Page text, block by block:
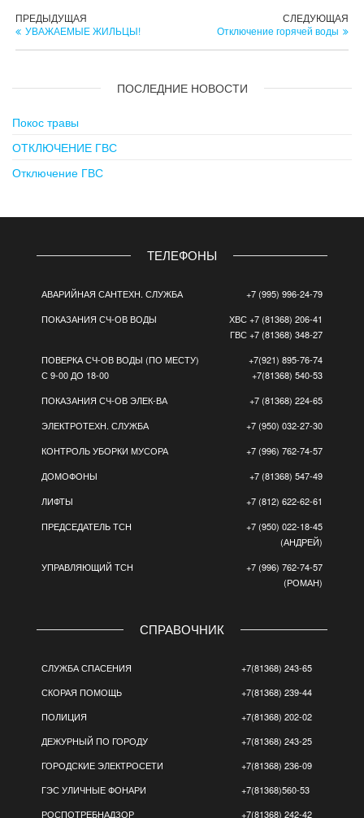
Навигация
по
Предыдущая
запись
ПРЕДЫДУЩАЯ
УВАЖАЕМЫЕ ЖИЛЬЦЫ!
СЛЕДУЮЩАЯ
Отключение горячей воды
ПОСЛЕДНИЕ НОВОСТИ
Покос травы
ОТКЛЮЧЕНИЕ ГВС
Отключение ГВС
ТЕЛЕФОНЫ
АВАРИЙНАЯ САНТЕХН. СЛУЖБА
+7 (995) 996-24-79
ПОКАЗАНИЯ СЧ-ОВ ВОДЫ
ХВС +7 (81368) 206-41
ГВС +7 (81368) 348-27
ПОВЕРКА СЧ-ОВ ВОДЫ (ПО МЕСТУ)
С 9-00 ДО 18-00
+7(921) 895-76-74
+7(81368) 540-53
ПОКАЗАНИЯ СЧ-ОВ ЭЛЕК-ВА
+7 (81368) 224-65
ЭЛЕКТРОТЕХН. СЛУЖБА
+7 (950) 032-27-30
КОНТРОЛЬ УБОРКИ МУСОРА
+7 (996) 762-74-57
ДОМОФОНЫ
+7 (81368) 547-49
ЛИФТЫ
+7 (812) 622-62-61
ПРЕДСЕДАТЕЛЬ ТСН
+7 (950) 022-18-45
(АНДРЕЙ)
УПРАВЛЯЮЩИЙ ТСН
+7 (996) 762-74-57
(РОМАН)
СПРАВОЧНИК
СЛУЖБА СПАСЕНИЯ
+7(81368) 243-65
СКОРАЯ ПОМОЩЬ
+7(81368) 239-44
ПОЛИЦИЯ
+7(81368) 202-02
ДЕЖУРНЫЙ ПО ГОРОДУ
+7(81368) 243-25
ГОРОДСКИЕ ЭЛЕКТРОСЕТИ
+7(81368) 236-09
ГЭС УЛИЧНЫЕ ФОНАРИ
+7(81368)560-53
РОСПОТРЕБНАДЗОР
+7(81368) 242-42